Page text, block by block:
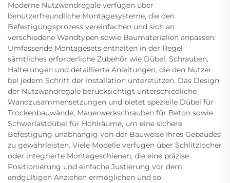
Moderne Nutzwandregale verfügen über
benutzerfreundliche Montagesysteme, die den
Befestigungsprozess vereinfachen und sich an
verschiedene Wandtypen sowie Baumaterialien anpassen.
Umfassende Montagesets enthalten in der Regel
sämtliches erforderliche Zubehör wie Dübel, Schrauben,
Halterungen und detaillierte Anleitungen, die den Nutzer
bei jedem Schritt der Installation unterstützen. Das Design
der Nutzwandregale berücksichtigt unterschiedliche
Wandzusammensetzungen und bietet spezielle Dübel für
Trockenbauwände, Mauerwerkschrauben für Beton sowie
Schwerlastdübel für Hohlräume, um eine sichere
Befestigung unabhängig von der Bauweise Ihres Gebäudes
zu gewährleisten. Viele Modelle verfügen über Schlitzlöcher
oder integrierte Montageschienen, die eine präzise
Positionierung und einfache Justierung vor dem
endgültigen Anziehen ermöglichen und so